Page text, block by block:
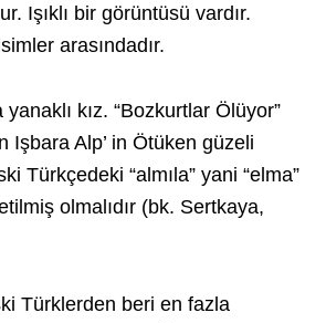
Işıklı bir görüntüsü vardır.
arasındadır.
yanaklı kız. “Bozkurtlar Ölüyor”
Işbara Alp’ in Ötüken güzeli
Türkçedeki “almıla” yani “elma”
olmalıdır (bk. Sertkaya,
Türklerden beri en fazla